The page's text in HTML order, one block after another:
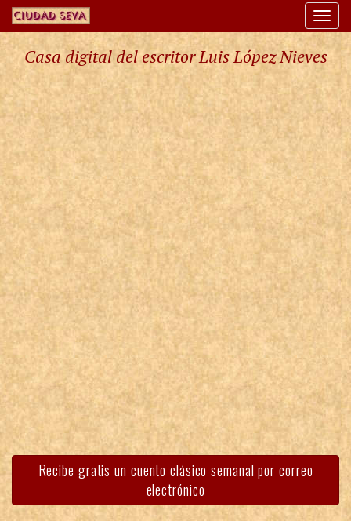
Casa digital del escritor Luis López Nieves
Recibe gratis un cuento clásico semanal por correo
electrónico